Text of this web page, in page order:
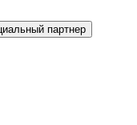
партнер